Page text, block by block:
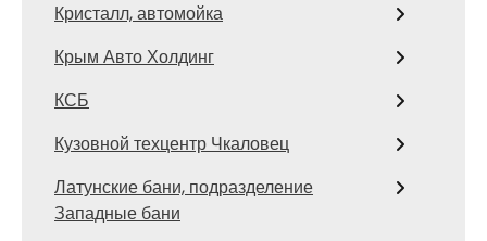
Кристалл, автомойка
Крым Авто Холдинг
КСБ
Кузовной техцентр Чкаловец
Латунские бани, подразделение
Западные бани